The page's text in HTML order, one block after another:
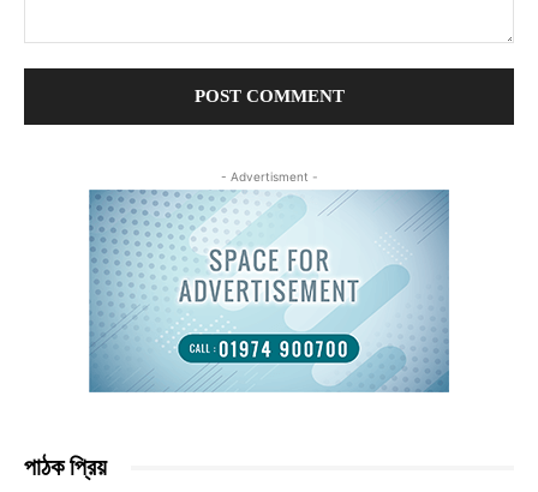
- Advertisment -
পাঠক প্রিয়